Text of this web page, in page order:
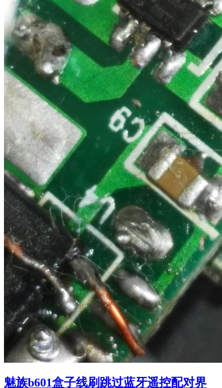
魅族b601盒子线刷跳过蓝牙遥控配对界